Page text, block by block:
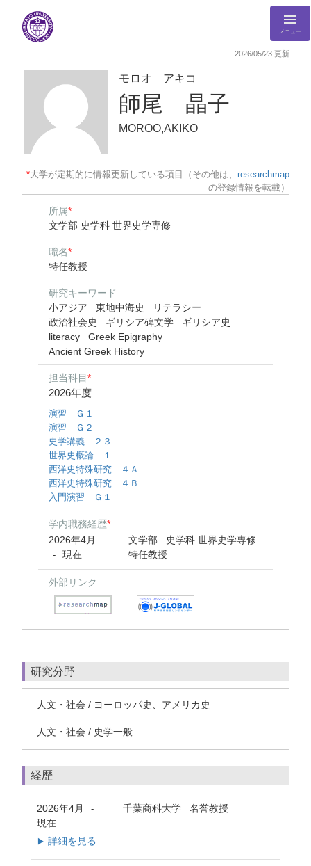
メニュー
2026/05/23 更新
モロオ アキコ
師尾 晶子
MOROO,AKIKO
*大学が定期的に情報更新している項目（その他は、 researchmap
の登録情報を転載）
所属*
文学部 史学科 世界史学専修
職名*
特任教授
研究キーワード
小アジア
東地中海史
リテラシー
政治社会史
ギリシア碑文学
ギリシア史
literacy
Greek Epigraphy
Ancient Greek History
担当科目*
2026年度
演習 Ｇ１
演習 Ｇ２
史学講義 ２３
世界史概論 １
西洋史特殊研究 ４Ａ
西洋史特殊研究 ４Ｂ
入門演習 Ｇ１
学内職務経歴*
2026年4月
- 現在
文学部 史学科 世界史学専修
特任教授
外部リンク
研究分野
人文・社会 / ヨーロッパ史、アメリカ史
人文・社会 / 史学一般
経歴
2026年4月 -
現在
千葉商科大学 名誉教授
▶ 詳細を見る